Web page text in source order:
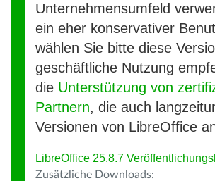
Unternehmensumfeld
ein eher konservativer
wählen Sie bitte diese
geschäftliche Nutzung
die Unterstützung von
Partnern, die auch
Versionen von LibreOffice
LibreOffice 25.8.7
Zusätzliche Downloads: